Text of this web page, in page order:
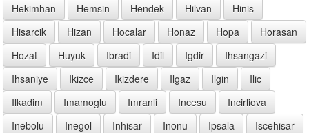
Hekimhan
Hemsin Hendek Hilvan
Hinis
Hisarcik
Hizan Hocalar Honaz Hopa
Horasan
Hozat
Huyuk Ibradi Idil Igdir
Ihsangazi
Ihsaniye
Ikizce Ikizdere Ilgaz Ilgin
Ilic
Ilkadim
Imamoglu Imranli Incesu
Incirliova
Inebolu
Inegol Inhisar Inonu Ipsala
Iscehisar